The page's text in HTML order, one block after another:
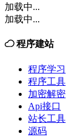
加载中...
加载中...
程序建站
程序学习
程序工具
加密解密
Api接口
站长工具
源码